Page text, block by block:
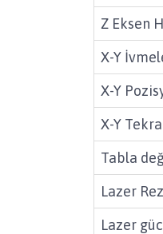
Z Eksen
X-Y
X-Y
X-Y
Tabla
Lazer
Lazer